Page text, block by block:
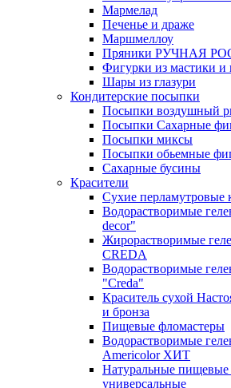
Мармелад
Печенье и драже
Маршмеллоу
Пряники РУЧНАЯ
Фигурки из мастики и
Шары из глазури
Кондитерские посыпки
Посыпки воздушный
Посыпки Сахарные
Посыпки миксы
Посыпки обьемные
Сахарные бусины
Красители
Сухие перламутровые
Водорастворимые
decor"
Жирорастворимые
CREDA
Водорастворимые
"Creda"
Краситель сухой
и бронза
Пищевые фломастеры
Водорастворимые
Americolor ХИТ
Натуральные пищевые
универсальные